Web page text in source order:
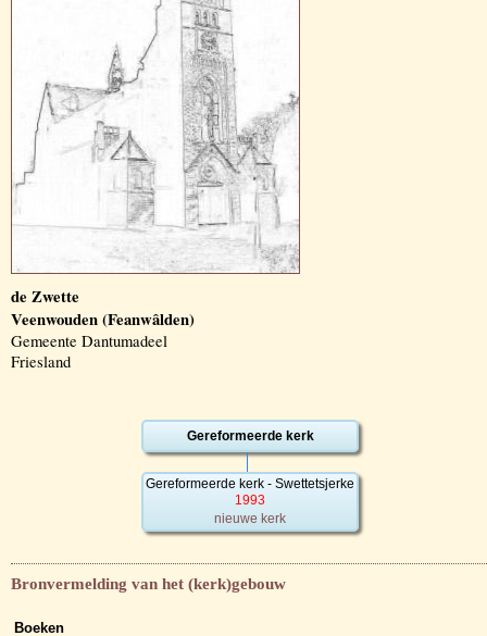
de Zwette
Veenwouden (Feanwâlden)
Gemeente Dantumadeel
Friesland
Gereformeerde kerk
Gereformeerde kerk - Swettetsjerke
1993
nieuwe kerk
Bronvermelding van het (kerk)gebouw
Boeken